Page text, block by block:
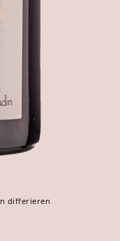
differieren